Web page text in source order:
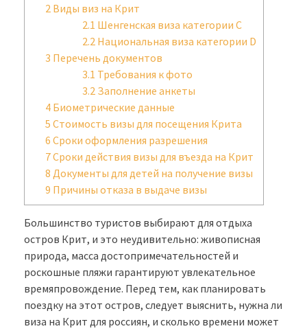
2 Виды виз на Крит
2.1 Шенгенская виза категории С
2.2 Национальная виза категории D
3 Перечень документов
3.1 Требования к фото
3.2 Заполнение анкеты
4 Биометрические данные
5 Стоимость визы для посещения Крита
6 Сроки оформления разрешения
7Сроки действия визы для въезда на Крит
8 Документы для детей на получение визы
9 Причины отказа в выдаче визы
Большинство туристов выбирают для отдыха
остров Крит, и это неудивительно: живописная
природа, масса достопримечательностей и
роскошные пляжи гарантируют увлекательное
времяпровождение. Перед тем, как планировать
поездку на этот остров, следует выяснить, нужна ли
виза на Крит для россиян, и сколько времени может